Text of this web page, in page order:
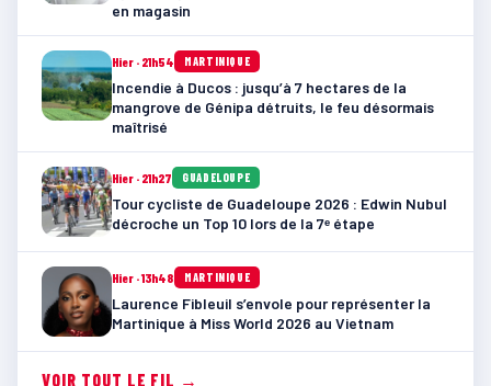
en magasin
Hier · 21h54 MARTINIQUE
Incendie à Ducos : jusqu’à 7 hectares de la
mangrove de Génipa détruits, le feu désormais
maîtrisé
Hier · 21h27 GUADELOUPE
Tour cycliste de Guadeloupe 2026 : Edwin Nubul
décroche un Top 10 lors de la 7ᵉ étape
Hier · 13h48 MARTINIQUE
Laurence Fibleuil s’envole pour représenter la
Martinique à Miss World 2026 au Vietnam
VOIR TOUT LE FIL →